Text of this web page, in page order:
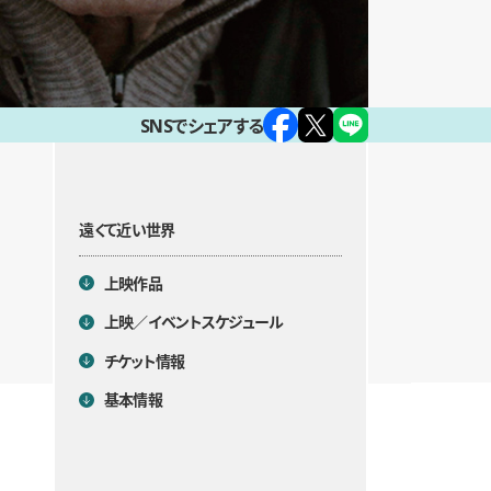
SNSでシェアする
目次
遠くて近い世界
上映作品
上映／イベントスケジュール
チケット情報
基本情報